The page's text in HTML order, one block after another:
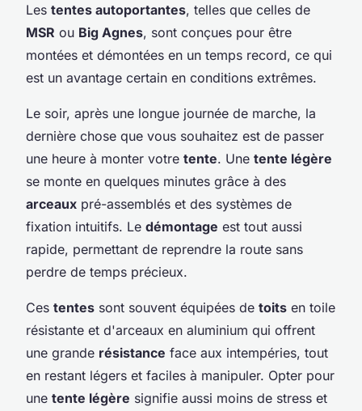
Les tentes autoportantes, telles que celles de
MSR ou Big Agnes, sont conçues pour être
montées et démontées en un temps record, ce qui
est un avantage certain en conditions extrêmes.
Le soir, après une longue journée de marche, la
dernière chose que vous souhaitez est de passer
une heure à monter votre tente. Une tente légère
se monte en quelques minutes grâce à des
arceaux pré-assemblés et des systèmes de
fixation intuitifs. Le démontage est tout aussi
rapide, permettant de reprendre la route sans
perdre de temps précieux.
Ces tentes sont souvent équipées de toits en toile
résistante et d'arceaux en aluminium qui offrent
une grande résistance face aux intempéries, tout
en restant légers et faciles à manipuler. Opter pour
une tente légère signifie aussi moins de stress et